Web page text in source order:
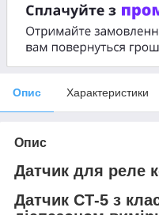
Опис Характеристики
Опис
Датчик для реле
Датчик СТ-5 з